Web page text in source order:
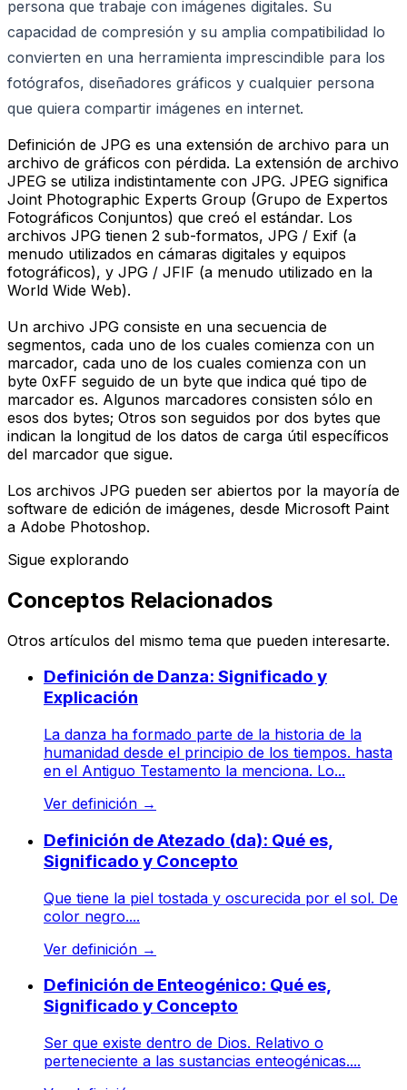
persona que trabaje con imágenes digitales. Su
capacidad de compresión y su amplia compatibilidad lo
convierten en una herramienta imprescindible para los
fotógrafos, diseñadores gráficos y cualquier persona
que quiera compartir imágenes en internet.
Definición de JPG es una extensión de archivo para un
archivo de gráficos con pérdida. La extensión de archivo
JPEG se utiliza indistintamente con JPG. JPEG significa
Joint Photographic Experts Group (Grupo de Expertos
Fotográficos Conjuntos) que creó el estándar. Los
archivos JPG tienen 2 sub-formatos, JPG / Exif (a
menudo utilizados en cámaras digitales y equipos
fotográficos), y JPG / JFIF (a menudo utilizado en la
World Wide Web).
Un archivo JPG consiste en una secuencia de
segmentos, cada uno de los cuales comienza con un
marcador, cada uno de los cuales comienza con un
byte 0xFF seguido de un byte que indica qué tipo de
marcador es. Algunos marcadores consisten sólo en
esos dos bytes; Otros son seguidos por dos bytes que
indican la longitud de los datos de carga útil específicos
del marcador que sigue.
Los archivos JPG pueden ser abiertos por la mayoría de
software de edición de imágenes, desde Microsoft Paint
a Adobe Photoshop.
Sigue explorando
Conceptos Relacionados
Otros artículos del mismo tema que pueden interesarte.
Definición de Danza: Significado y
Explicación
La danza ha formado parte de la historia de la
humanidad desde el principio de los tiempos. hasta
en el Antiguo Testamento la menciona. Lo...
Ver definición →
Definición de Atezado (da): Qué es,
Significado y Concepto
Que tiene la piel tostada y oscurecida por el sol. De
color negro....
Ver definición →
Definición de Enteogénico: Qué es,
Significado y Concepto
Ser que existe dentro de Dios. Relativo o
perteneciente a las sustancias enteogénicas....